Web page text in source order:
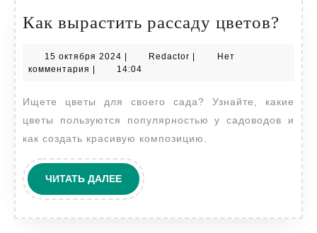
Как вырастить рассаду цветов? Как
15 октября 2024 15
октября
Redactor Redactor
Нет
комментария
14:04
Ищете цветы для своего сада? Узнайте, какие
цветы пользуются популярностью у садоводов и
как создать красивую композицию.
ЧИТАТЬ ДАЛЕЕЧИТАТЬ
ДАЛЕЕ